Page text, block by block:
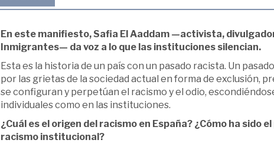
En este manifiesto, Safia El Aaddam —activista,
Inmigrantes— da voz a lo que las instituciones silencian.
Esta es la historia de un país con un pasado racista. Un
por las grietas de la sociedad actual en forma de exclusión,
se configuran y perpetúan el racismo y el odio,
individuales como en las instituciones.
¿Cuál es el origen del racismo en España? ¿Cómo ha sido
racismo institucional?